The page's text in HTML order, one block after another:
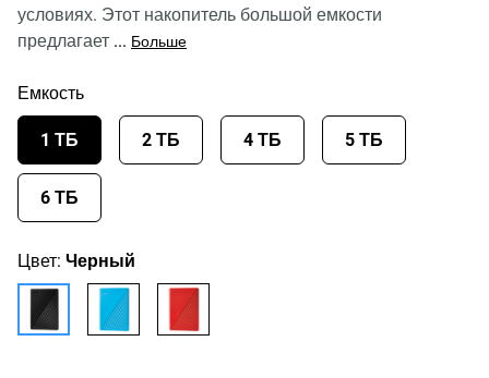
условиях. Этот накопитель большой емкости
предлагает ... Больше
Емкость
1 ТБ 2 ТБ 4 ТБ 5 ТБ
6 ТБ
Цвет: Черный